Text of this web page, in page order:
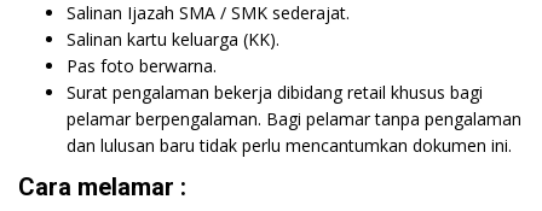
Salinan Ijazah SMA / SMK sederajat.
Salinan kartu keluarga (KK).
Pas foto berwarna.
Surat pengalaman bekerja dibidang retail khusus bagi
pelamar berpengalaman. Bagi pelamar tanpa pengalaman
dan lulusan baru tidak perlu mencantumkan dokumen ini.
Cara melamar :